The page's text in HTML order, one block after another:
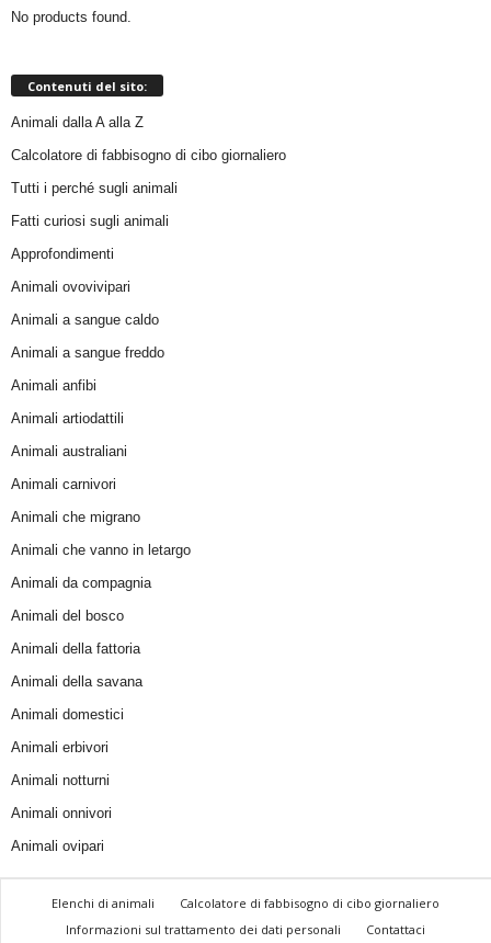
No products found.
Contenuti del sito:
Animali dalla A alla Z
Calcolatore di fabbisogno di cibo giornaliero
Tutti i perché sugli animali
Fatti curiosi sugli animali
Approfondimenti
Animali ovovivipari
Animali a sangue caldo
Animali a sangue freddo
Animali anfibi
Animali artiodattili
Animali australiani
Animali carnivori
Animali che migrano
Animali che vanno in letargo
Animali da compagnia
Animali del bosco
Animali della fattoria
Animali della savana
Animali domestici
Animali erbivori
Animali notturni
Animali onnivori
Animali ovipari
Elenchi di animali
Calcolatore di fabbisogno di cibo giornaliero
Informazioni sul trattamento dei dati personali
Contattaci